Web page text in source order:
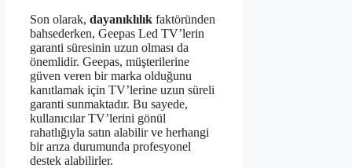
Son olarak, dayanıklılık faktöründen
bahsederken, Geepas Led TV’lerin
garanti süresinin uzun olması da
önemlidir. Geepas, müşterilerine
güven veren bir marka olduğunu
kanıtlamak için TV’lerine uzun süreli
garanti sunmaktadır. Bu sayede,
kullanıcılar TV’lerini gönül
rahatlığıyla satın alabilir ve herhangi
bir arıza durumunda profesyonel
destek alabilirler.